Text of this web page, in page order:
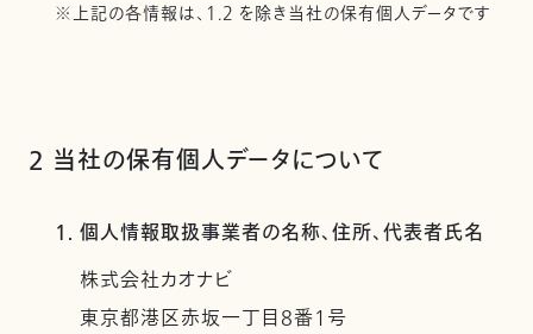
※上記の各情報は、1.2 を除き当社の保有個人データです
2 当社の保有個人データについて
1. 個人情報取扱事業者の名称、住所、代表者氏名
株式会社カオナビ
東京都港区赤坂一丁目8番1号